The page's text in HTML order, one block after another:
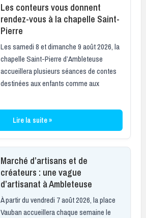
Les conteurs vous donnent
rendez-vous à la chapelle Saint-
Pierre
Les samedi 8 et dimanche 9 août 2026, la
chapelle Saint-Pierre d’Ambleteuse
accueillera plusieurs séances de contes
destinées aux enfants comme aux
Lire la suite »
Marché d’artisans et de
créateurs : une vague
d’artisanat à Ambleteuse
À partir du vendredi 7 août 2026, la place
Vauban accueillera chaque semaine le